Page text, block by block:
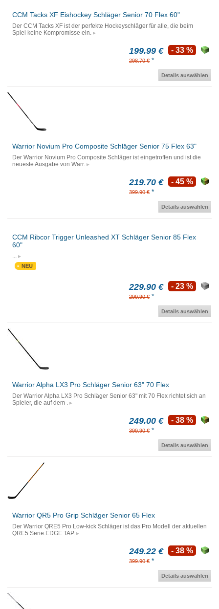
CCM Tacks XF Eishockey Schläger Senior 70 Flex 60"
Der CCM Tacks XF ist der perfekte Hockeyschläger für alle, die beim
Spiel keine Kompromisse ein.
199.99 €
298.70 € *
- 33 %
Details auswählen
Warrior Novium Pro Composite Schläger Senior 75 Flex 63"
Der Warrior Novium Pro Composite Schläger ist eingetroffen und ist die
neueste Ausgabe von Warr.
219.70 €
399.90 € *
- 45 %
Details auswählen
CCM Ribcor Trigger Unleashed XT Schläger Senior 85 Flex
60"
...
NEU
229.90 €
299.90 € *
- 23 %
Details auswählen
Warrior Alpha LX3 Pro Schläger Senior 63" 70 Flex
Der Warrior Alpha LX3 Pro Schläger Senior 63" mit 70 Flex richtet sich an
Spieler, die auf dem .
249.00 €
399.90 € *
- 38 %
Details auswählen
Warrior QR5 Pro Grip Schläger Senior 65 Flex
Der Warrior QRE5 Pro Low-kick Schläger ist das Pro Modell der aktuellen
QRE5 Serie.EDGE TAP.
249.22 €
399.90 € *
- 38 %
Details auswählen